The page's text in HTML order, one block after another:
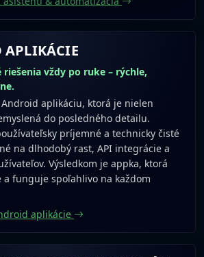
asistenti & automatizácia
vždy po ruke – rýchle,
aplikáciu, ktorá je nielen
do posledného detailu.
príjemné a technicky čisté
na dlhodobý rast, API integrácie a
Výsledkom je appka, ktorá
funguje spoľahlivo na každom
aplikácie